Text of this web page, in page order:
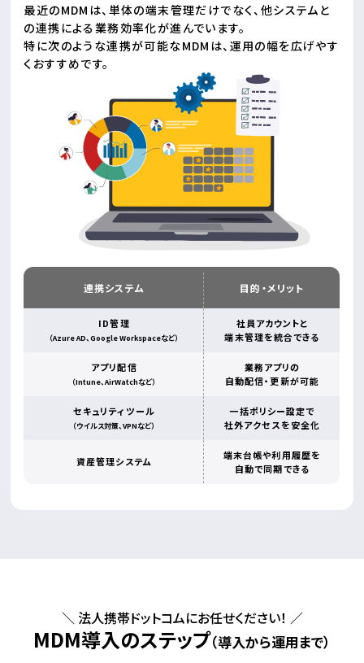
最近のMDMは、単体の端末管理だけでなく、他システムと
の連携による業務効率化が進んでいます。
特に次のような連携が可能なMDMは、運用の幅を広げやす
くおすすめです。
連携システム 目的・メリット
ID管理
（Azure AD、Google Workspaceなど）
社員アカウントと
端末管理を統合できる
アプリ配信
（Intune、AirWatchなど）
業務アプリの
自動配信・更新が可能
セキュリティツール
（ウイルス対策、VPNなど）
一括ポリシー設定で
社外アクセスを安全化
資産管理システム
端末台帳や利用履歴を
自動で同期できる
＼ 法人携帯ドットコムにお任せください！ ／
MDM導入のステップ（導入から運用まで）